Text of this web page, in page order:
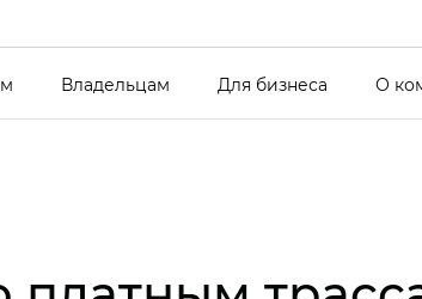
Владельцам Для бизнеса О